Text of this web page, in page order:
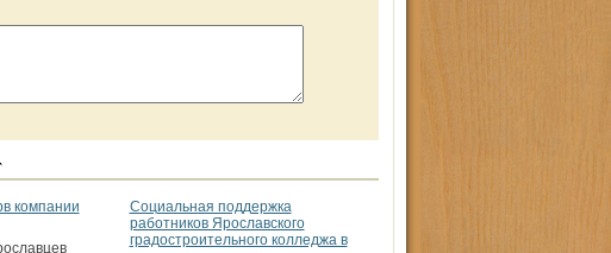
компании
Социальная поддержка
работников Ярославского
градостроительного колледжа в